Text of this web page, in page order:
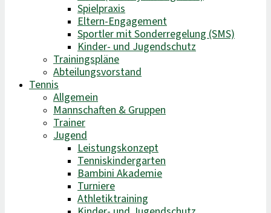
Spielpraxis
Eltern-Engagement
Sportler mit Sonderregelung (SMS)
Kinder- und Jugendschutz
Trainingspläne
Abteilungsvorstand
Tennis
Allgemein
Mannschaften & Gruppen
Trainer
Jugend
Leistungskonzept
Tenniskindergarten
Bambini Akademie
Turniere
Athletiktraining